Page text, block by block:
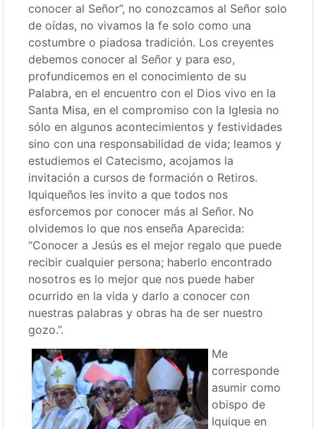
conocer al Señor”, no conozcamos al Señor solo
de oídas, no vivamos la fe solo como una
costumbre o piadosa tradición. Los creyentes
debemos conocer al Señor y para eso,
profundicemos en el conocimiento de su
Palabra, en el encuentro con el Dios vivo en la
Santa Misa, en el compromiso con la Iglesia no
sólo en algunos acontecimientos y festividades
sino con una responsabilidad de vida; leamos y
estudiemos el Catecismo, acojamos la
invitación a cursos de formación o Retiros.
Iquiqueños les invito a que todos nos
esforcemos por conocer más al Señor. No
olvidemos lo que nos enseña Aparecida:
“Conocer a Jesús es el mejor regalo que puede
recibir cualquier persona; haberlo encontrado
nosotros es lo mejor que nos puede haber
ocurrido en la vida y darlo a conocer con
nuestras palabras y obras ha de ser nuestro
gozo.”.
Me
corresponde
asumir como
obispo de
Iquique en